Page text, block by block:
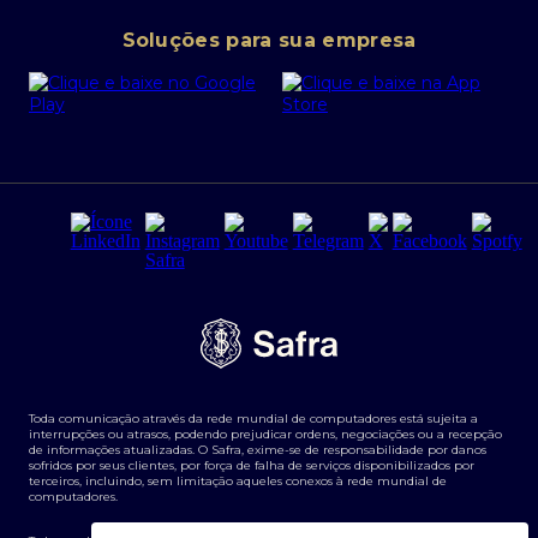
Portal da Privacidade
PRSAC
Regras e Parâmetros de Atuação Banco Safra
Segurança da Informação
Tarifas e serviços Pessoa Física
Transparência de remuneração
Termos e Condições para Portabilidade de Investimento
Cartão Safra Empresas
Empréstimo e financiamentos PJ
Derivativos
Agronegócios
Soluções para sua empresa
Toda comunicação através da rede mundial de computadores está sujeita a
interrupções ou atrasos, podendo prejudicar ordens, negociações ou a recepção
de informações atualizadas. O Safra, exime-se de responsabilidade por danos
sofridos por seus clientes, por força de falha de serviços disponibilizados por
terceiros, incluindo, sem limitação aqueles conexos à rede mundial de
computadores.